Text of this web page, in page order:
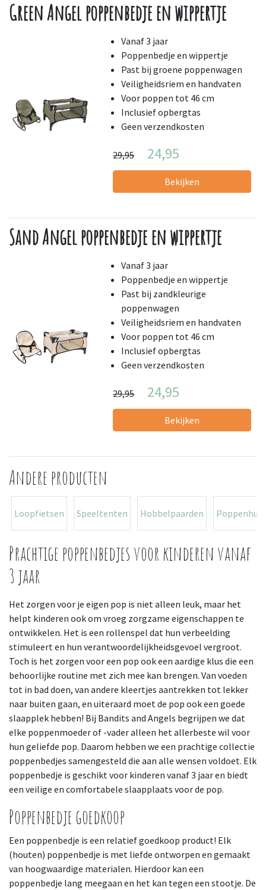
Green Angel poppenbedje en wippertje
Vanaf 3 jaar
Poppenbedje en wippertje
Past bij groene poppenwagen
Veiligheidsriem en handvaten
Voor poppen tot 46 cm
Inclusief opbergtas
Geen verzendkosten
29,95 24,95
Bekijken
Sand Angel poppenbedje en wippertje
Vanaf 3 jaar
Poppenbedje en wippertje
Past bij zandkleurige
poppenwagen
Veiligheidsriem en handvaten
Voor poppen tot 46 cm
Inclusief opbergtas
Geen verzendkosten
29,95 24,95
Bekijken
Andere producten
Loopfietsen Speeltenten Hobbelpaarden
Prachtige poppenbedjes voor kinderen vanaf
3 jaar
Het zorgen voor je eigen pop is niet alleen leuk, maar het
helpt kinderen ook om vroeg zorgzame eigenschappen te
ontwikkelen. Het is een rollenspel dat hun verbeelding
stimuleert en hun verantwoordelijkheidsgevoel vergroot.
Toch is het zorgen voor een pop ook een aardige klus die een
behoorlijke routine met zich mee kan brengen. Van voeden
tot in bad doen, van andere kleertjes aantrekken tot lekker
naar buiten gaan, en uiteraard moet de pop ook een goede
slaapplek hebben! Bij Bandits and Angels begrijpen we dat
elke poppenmoeder of -vader alleen het allerbeste wil voor
hun geliefde pop. Daarom hebben we een prachtige collectie
poppenbedjes samengesteld die aan alle wensen voldoet. Elk
poppenbedje is geschikt voor kinderen vanaf 3 jaar en biedt
een veilige en comfortabele slaapplaats voor de pop.
Poppenbedje goedkoop
Een poppenbedje is een relatief goedkoop product! Elk
(houten) poppenbedje is met liefde ontworpen en gemaakt
van hoogwaardige materialen. Hierdoor kan een
poppenbedje lang meegaan en het kan tegen een stootje. De